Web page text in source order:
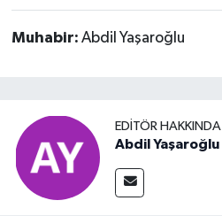
Muhabir: Abdil Yaşaroğlu
EDITÖR HAKKINDA
Abdil Yaşaroğlu